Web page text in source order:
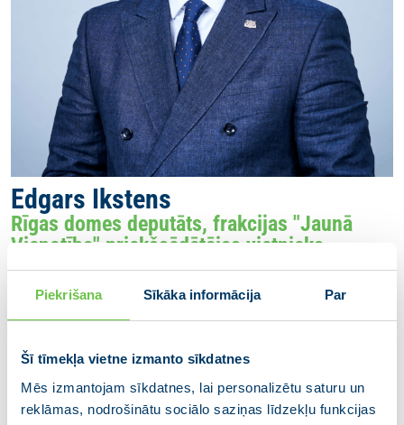
Piekrišana Sīkāka informācija Par
Šī tīmekļa vietne izmanto sīkdatnes
Mēs izmantojam sīkdatnes, lai personalizētu saturu un
reklāmas, nodrošinātu sociālo saziņas līdzekļu funkcijas
Edgars Ikstens
Rīgas domes deputāts, frakcijas "Jaunā
Vienotība" priekšsēdētājas vietnieks
pret tās vēsturi un cilvēkiem. Pilsēta, kur mājokļi ir
renovēti un pieejami, izglītība – vienota un kvalitatīva,
apkārtējā vide – draudzīga un zaļa, infrastruktūra –
attīstīta un sakārtota, tās uzņēmumi strādājoši